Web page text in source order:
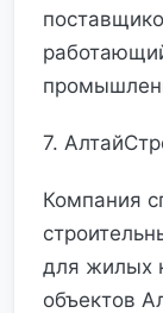
7.
Компания
для жилых
объектов